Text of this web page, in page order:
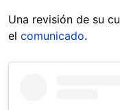
Una revisión de su
el comunicado.